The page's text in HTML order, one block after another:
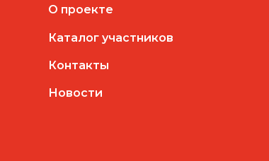
О проекте
Каталог участников
Контакты
Новости